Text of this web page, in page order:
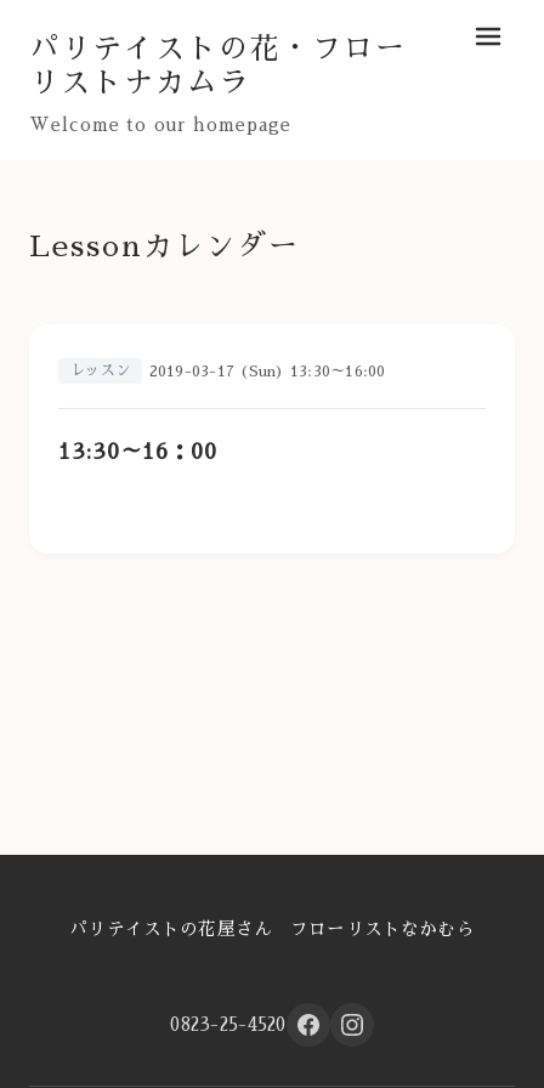
パリテイストの花・フロー
リストナカムラ
Welcome to our homepage
メニュ
Lessonカレンダー
レッスン 2019-03-17 (Sun) 13:30～16:00
13:30～16：00
パリテイストの花屋さん フローリストなかむら
0823-25-4520